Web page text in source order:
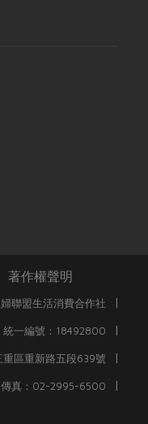
著作權聲明
聯盟生活消費合作社 |
統一編號：18492800 |
重區重新路五段639號 |
傳真：02-2995-6500 |